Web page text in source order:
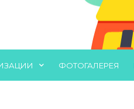
ФОТОГАЛЕРЕЯ